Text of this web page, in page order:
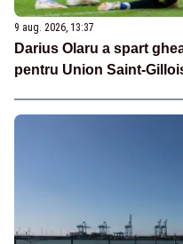
9 aug. 2026, 13:37
Darius Olaru a spart
pentru Union Saint-